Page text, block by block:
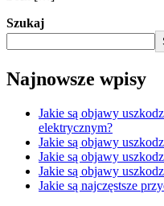
Szukaj
Najnowsze wpisy
Jakie są objawy
elektrycznym?
Jakie są objawy
Jakie są objawy
Jakie są objawy
Jakie są najczęstsze